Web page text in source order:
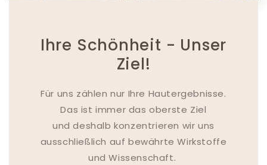
Ihre Schönheit - Unser
Ziel!
Für uns zählen nur Ihre Hautergebnisse.
Das ist immer das oberste Ziel
und deshalb konzentrieren wir uns
ausschließlich auf bewährte Wirkstoffe
und Wissenschaft.